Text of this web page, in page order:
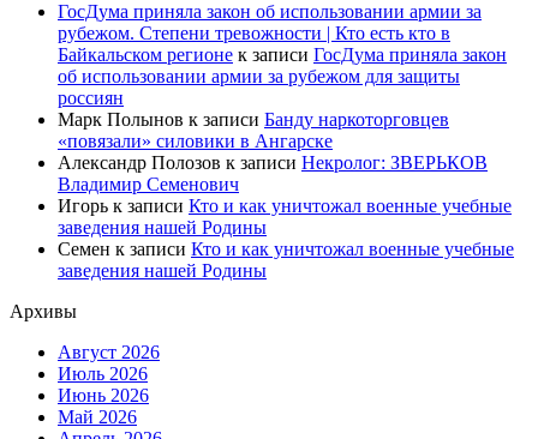
ГосДума приняла закон об использовании армии за
рубежом. Степени тревожности | Кто есть кто в
Байкальском регионе к записи ГосДума приняла закон
об использовании армии за рубежом для защиты
россиян
Марк Полынов к записи Банду наркоторговцев
«повязали» силовики в Ангарске
Александр Полозов к записи Некролог: ЗВЕРЬКОВ
Владимир Семенович
Игорь к записи Кто и как уничтожал военные учебные
заведения нашей Родины
Семен к записи Кто и как уничтожал военные учебные
заведения нашей Родины
Архивы
Август 2026
Июль 2026
Июнь 2026
Май 2026